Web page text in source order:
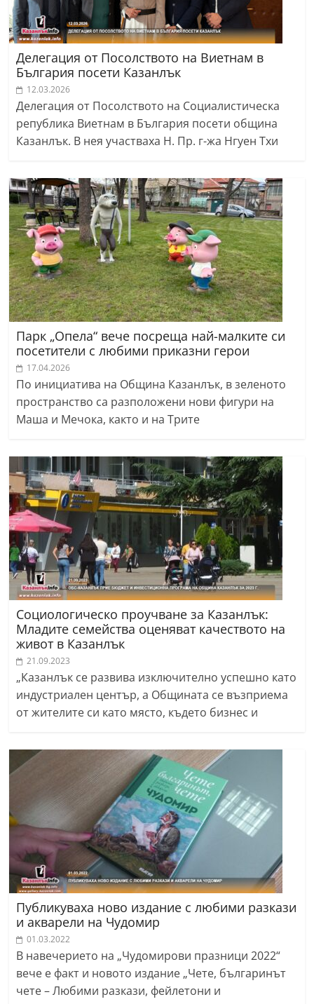
Делегация от Посолството на Виетнам в
България посети Казанлък
12.03.2026
Делегация от Посолството на Социалистическа
република Виетнам в България посети община
Казанлък. В нея участваха Н. Пр. г-жа Нгуен Тхи
Парк „Опела“ вече посреща най-малките си
посетители с любими приказни герои
17.04.2026
По инициатива на Община Казанлък, в зеленото
пространство са разположени нови фигури на
Маша и Мечока, както и на Трите
Социологическо проучване за Казанлък:
Младите семейства оценяват качеството на
живот в Казанлък
21.09.2023
„Казанлък се развива изключително успешно като
индустриален център, а Общината се възприема
от жителите си като място, където бизнес и
Публикуваха ново издание с любими разкази
и акварели на Чудомир
01.03.2022
В навечерието на „Чудомирови празници 2022“
вече е факт и новото издание „Чете, българинът
чете – Любими разкази, фейлетони и